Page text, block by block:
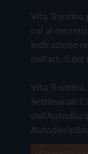
Vita
cui al
Indicazione
dell'art. 5 del
Vita
Settimanali